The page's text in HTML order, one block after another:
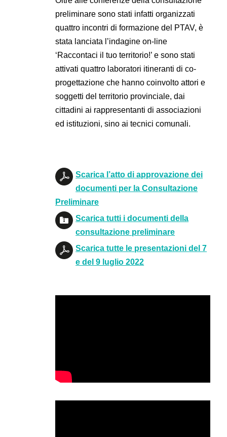
preliminare sono stati infatti organizzati
quattro incontri di formazione del PTAV, è
stata lanciata l’indagine on-line
‘Raccontaci il tuo territorio!’ e sono stati
attivati quattro laboratori itineranti di co-
progettazione che hanno coinvolto attori e
soggetti del territorio provinciale, dai
cittadini ai rappresentanti di associazioni
ed istituzioni, sino ai tecnici comunali.
Scarica l’atto di approvazione dei
documenti per la Consultazione
Preliminare
Scarica tutti i documenti della
consultazione preliminare
Scarica tutte le presentazioni del 7
e del 9 luglio 2022